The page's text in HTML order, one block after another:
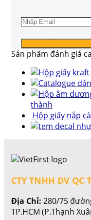
Sản phẩm đánh giá
thành
Hộp giấy nắp
CTY TNHH DV QC
Địa Chỉ: 280/75
TP.HCM (P.Thạnh